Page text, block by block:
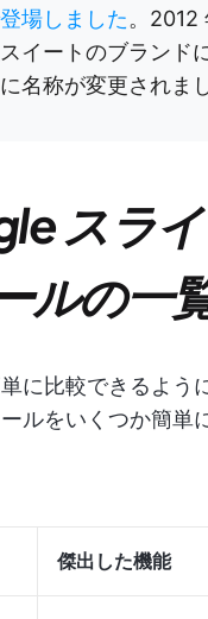
場しました。2012
イートのブランド
名称が変更されま
スラ
ルの一
に比較できるよう
ルをいくつか簡単
傑出した機能